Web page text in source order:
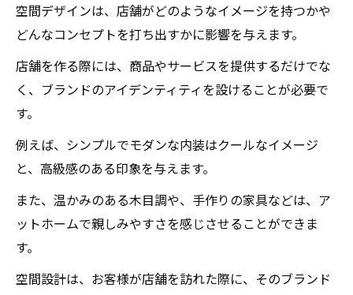
空間デザインは、店舗がどのようなイメージを持つかや
どんなコンセプトを打ち出すかに影響を与えます。
店舗を作る際には、商品やサービスを提供するだけでな
く、ブランドのアイデンティティを設けることが必要で
す。
例えば、シンプルでモダンな内装はクールなイメージ
と、高級感のある印象を与えます。
また、温かみのある木目調や、手作りの家具などは、ア
ットホームで親しみやすさを感じさせることができま
す。
空間設計は、お客様が店舗を訪れた際に、そのブランド